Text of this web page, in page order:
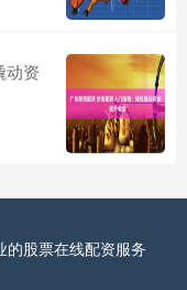
动资
的股票在线配资服务